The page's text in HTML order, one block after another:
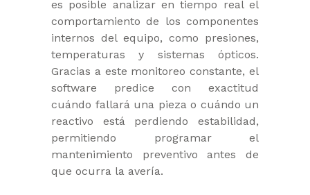
es posible analizar en tiempo real el
comportamiento de los componentes
internos del equipo, como presiones,
temperaturas y sistemas ópticos.
Gracias a este monitoreo constante, el
software predice con exactitud
cuándo fallará una pieza o cuándo un
reactivo está perdiendo estabilidad,
permitiendo programar el
mantenimiento preventivo antes de
que ocurra la avería.